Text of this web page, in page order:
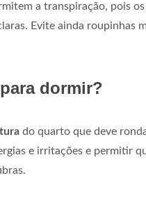
a transpiração, pois os
Evite ainda roupinhas
dormir?
do quarto que deve
e irritações e permitir